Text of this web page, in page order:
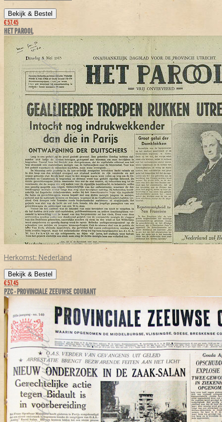
Bekijk & Bestel
€ 57,45
HET PAROOL
Herkomst: Nederland
Bekijk & Bestel
€ 57,45
PZC - PROVINCIALE ZEEUWSE COURANT